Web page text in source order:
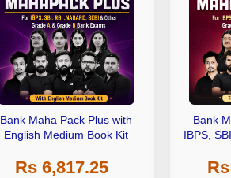
Bank Maha Pack Plus with
English Medium Book Kit
Rs 6,817.25
Bank
IBPS,
Other